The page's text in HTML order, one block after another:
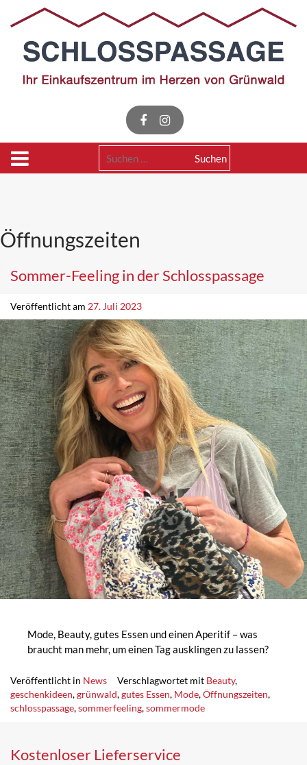
Suchen
Öffnungszeiten
Sommer-Feeling in der Schlosspassage
Veröffentlicht am 27. Juli 2023
Mode, Beauty, gutes Essen und einen Aperitif – was
braucht man mehr, um einen Tag ausklingen zu lassen?
Veröffentlicht in News Verschlagwortet mit Beauty,
geschenkideen,grünwald,gutes Essen, Mode,Öffnungszeiten,
schlosspassage,sommerfeeling,sommermode
Kostenloser Lieferservice